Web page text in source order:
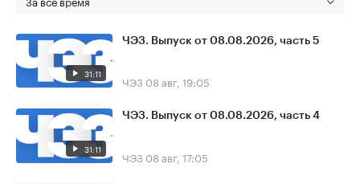
31:11
ЧЭЗ. Выпуск от 08.08.2026, часть 5
ЧЭЗ 08 авг, 19:05
31:11
ЧЭЗ. Выпуск от 08.08.2026, часть 4
ЧЭЗ 08 авг, 17:05